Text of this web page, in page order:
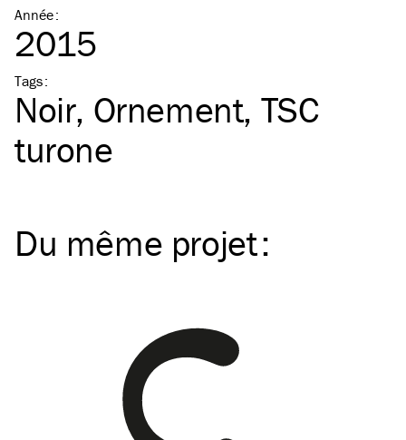
Année:
2015
Tags:
Noir Ornement TSC
turone
Du même projet: